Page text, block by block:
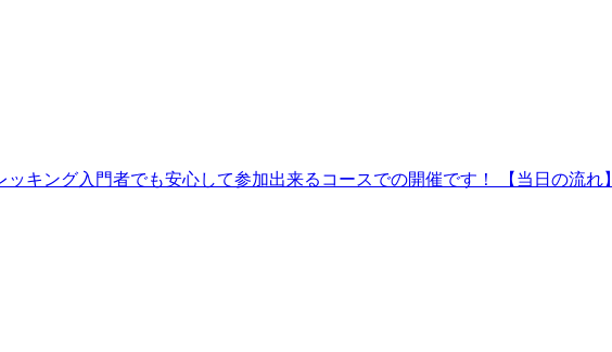
キング入門者でも安心して参加出来るコースでの開催です！ 【当日の流